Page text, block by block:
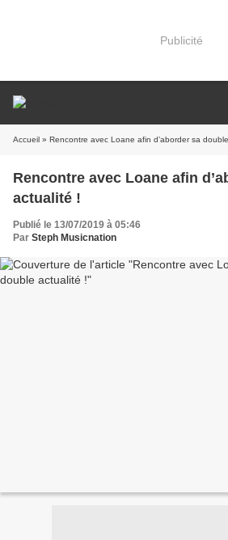
Publicité
Accueil » Rencontre avec Loane afin d’aborder sa
Rencontre avec Loane afin
actualité !
Publié le 13/07/2019 à 05:46
Par Steph Musicnation